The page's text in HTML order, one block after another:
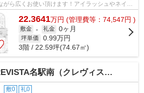
がら広くお使い頂けます！アイラッシュやネイル
ントランス...
22.3641万円 (管理費等：74,547円 )
敷金 - 礼金 0ヶ月
坪単価 0.99万円
3階 / 22.59坪(74.67㎡)
名駅南（クレヴィスタ メイエキ ミナミ）【 1階路面店 】
敷0 礼0